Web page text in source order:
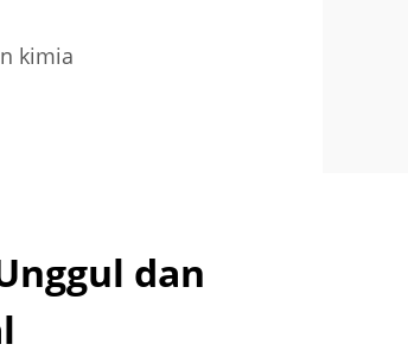
kimia
dan